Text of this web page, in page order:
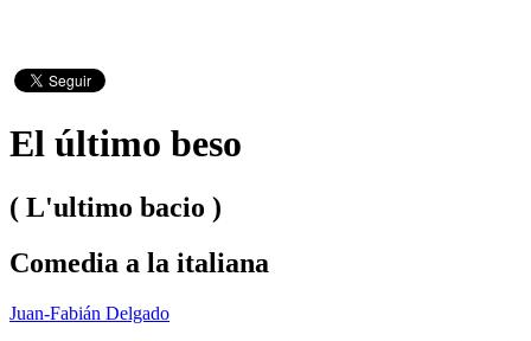
El último beso
( L'ultimo bacio )
Comedia a la italiana
Juan-Fabián Delgado